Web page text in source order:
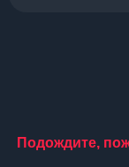
Подождите,